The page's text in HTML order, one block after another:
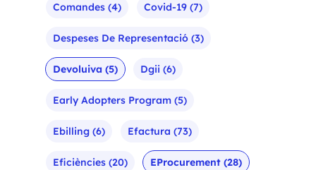
Comandes (4) Covid-19 (7)
Despeses De Representació (3)
Devoluiva (5) Dgii (6)
Early Adopters Program (5)
Ebilling (6) Efactura (73)
Eficiències (20) EProcurement (28)